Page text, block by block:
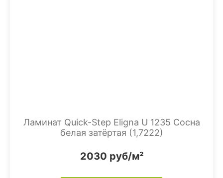
Ламинат Quick-Step Eligna U 1235 Сосна
белая затёртая (1,7222)
2030 руб/м²